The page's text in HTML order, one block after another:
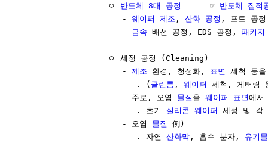
  ㅇ
반도체 8대 공정
      ☞
반도체 집적
     -
웨이퍼 제조 , 산화 공정 , 포토 공
금속 배선 공정, EDS 공정, 패키지
  ㅇ 세정 공정 (Cleaning)
     -
제조 환경, 청정화, 표면
세척 등
        . (
클린룸 , 웨이퍼
세척, 게터링
     - 주로, 오염
물질 을 웨이퍼 표면에서
        . 초기
실리콘 웨이퍼
세정 및 각
     - 오염
물질
例)
        . 자연
산화막 , 흡수 분자, 유기물